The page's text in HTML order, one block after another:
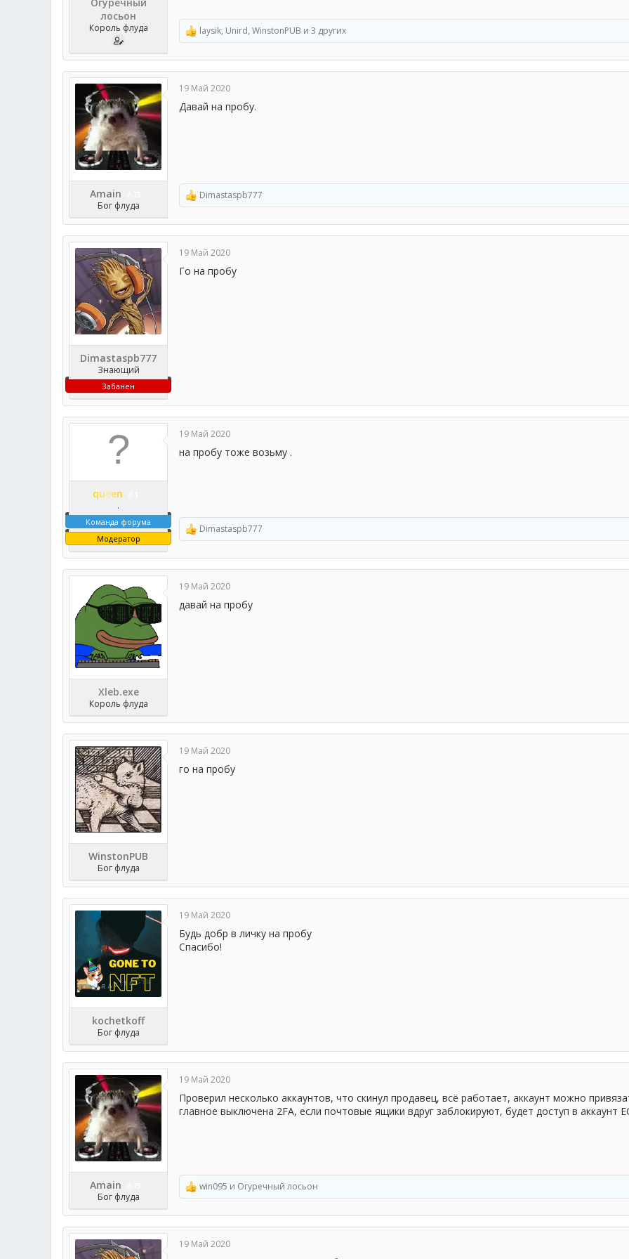
лосьон
Король флуда
Р
е
а
к
и
и
:
laysik, Unird, WinstonPUB и 3 других
Amain
Бог флуда
19 Май 2020
Давай на пробу.
Р
е
а
к
и
и
:
Dimastaspb777
Dimastaspb777
Знающий
Забанен
19 Май 2020
Го на пробу
queen
.
Команда форума
Модератор
19 Май 2020
на пробу тоже возьму .
Р
е
а
к
и
и
:
Dimastaspb777
Xleb.exe
Король флуда
19 Май 2020
давай на пробу
WinstonPUB
Бог флуда
19 Май 2020
го на пробу
kochetkoff
Бог флуда
19 Май 2020
Будь добр в личку на пробу
Спасибо!
Amain
Бог флуда
19 Май 2020
Проверил несколько аккаунтов, что скинул продавец, всё работает, аккаунт можно
главное выключена 2FA, если почтовые ящики вдруг заблокируют, будет доступ в аккаунт
Р
е
а
к
и
win095 и Огуречный лосьон
19 Май 2020